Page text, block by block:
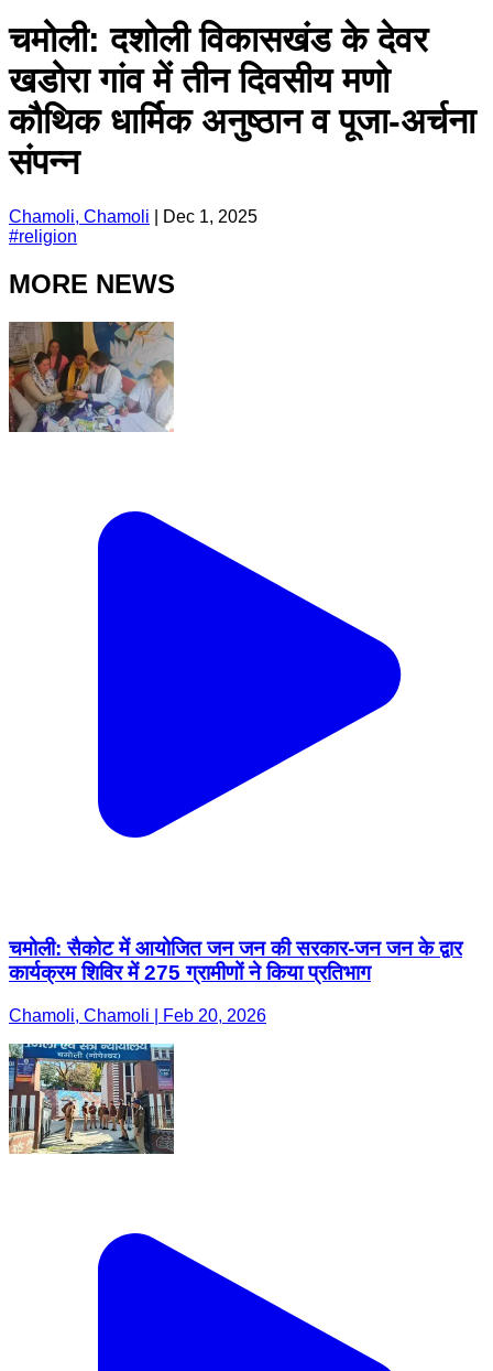
चमोली: दशोली विकासखंड के देवर
खडोरा गांव में तीन दिवसीय मणो
कौथिक धार्मिक अनुष्ठान व पूजा-अर्चना
संपन्न
Chamoli, Chamoli
Dec 1, 2025
#religion
MORE NEWS
चमोली: सैकोट में आयोजित जन जन की सरकार-जन जन के द्वार
कार्यक्रम शिविर में 275 ग्रामीणों ने किया प्रतिभाग
Chamoli, Chamoli | Feb 20, 2026